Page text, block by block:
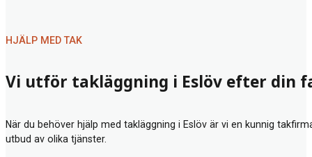
Vi utför takläggning i Eslöv efter din
När du behöver hjälp med takläggning i Eslöv är vi en kunnig
utbud av olika tjänster.
HJÄLP MED TAK